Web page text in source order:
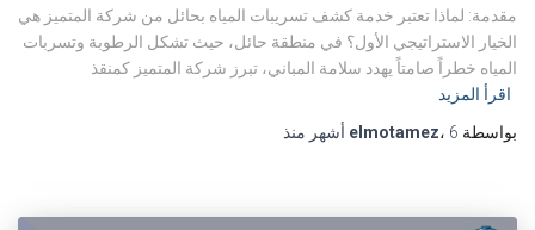
مقدمة: لماذا تعتبر خدمة كشف تسريبات المياه بحائل من شركة المتميز هي
الخيار الاستراتيجي الأول؟ في منطقة حائل، حيث تشكل الرطوبة وتسربات
المياه خطراً صامتاً يهدد سلامة المباني، تبرز شركة المتميز كمنقذ
اقرأ المزيد
بواسطة
elmotamez، 6 أشهر منذ